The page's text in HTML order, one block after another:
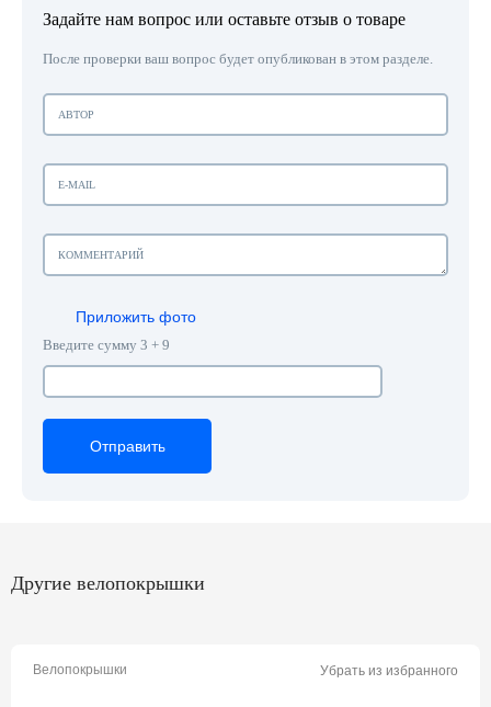
Задайте нам вопрос или оставьте отзыв о товаре
После проверки ваш вопрос будет опубликован в этом разделе.
Приложить фото
Введите сумму 3 + 9
Отправить
Отправить
Отправить
Другие велопокрышки
Велопокрышки Убрать из избранного